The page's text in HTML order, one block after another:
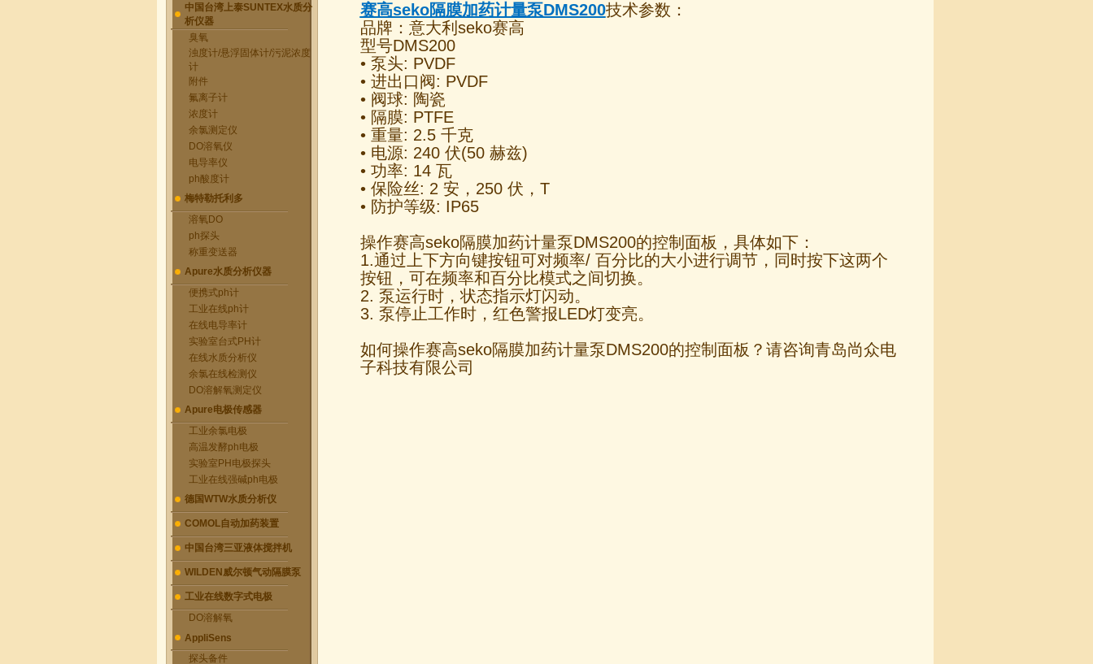
中国台湾上泰SUNTEX水质分
析仪器
臭氧
浊度计/悬浮固体计/污泥浓度
计
附件
氟离子计
浓度计
余氯测定仪
DO溶氧仪
电导率仪
ph酸度计
梅特勒托利多
溶氧DO
ph探头
称重变送器
Apure水质分析仪器
便携式ph计
工业在线ph计
在线电导率计
实验室台式PH计
在线水质分析仪
余氯在线检测仪
DO溶解氧测定仪
Apure电极传感器
工业余氯电极
高温发酵ph电极
实验室PH电极探头
工业在线强碱ph电极
德国WTW水质分析仪
COMOL自动加药装置
中国台湾三亚液体搅拌机
WILDEN威尔顿气动隔膜泵
工业在线数字式电极
DO溶解氧
AppliSens
探头备件
赛高seko隔膜加药计量泵DMS200技术参数：
品牌：意大利seko赛高
型号DMS200
• 泵头: PVDF
• 进出口阀: PVDF
• 阀球: 陶瓷
• 隔膜: PTFE
• 重量: 2.5 千克
• 电源: 240 伏(50 赫兹)
• 功率: 14 瓦
• 保险丝: 2 安，250 伏，T
• 防护等级: IP65
操作赛高seko隔膜加药计量泵DMS200的控制面板，具体如下：
1.通过上下方向键按钮可对频率/ 百分比的大小进行调节，同时按下这两个
按钮，可在频率和百分比模式之间切换。
2. 泵运行时，状态指示灯闪动。
3. 泵停止工作时，红色警报LED灯变亮。
如何操作赛高seko隔膜加药计量泵DMS200的控制面板？请咨询青岛尚众电
子科技有限公司